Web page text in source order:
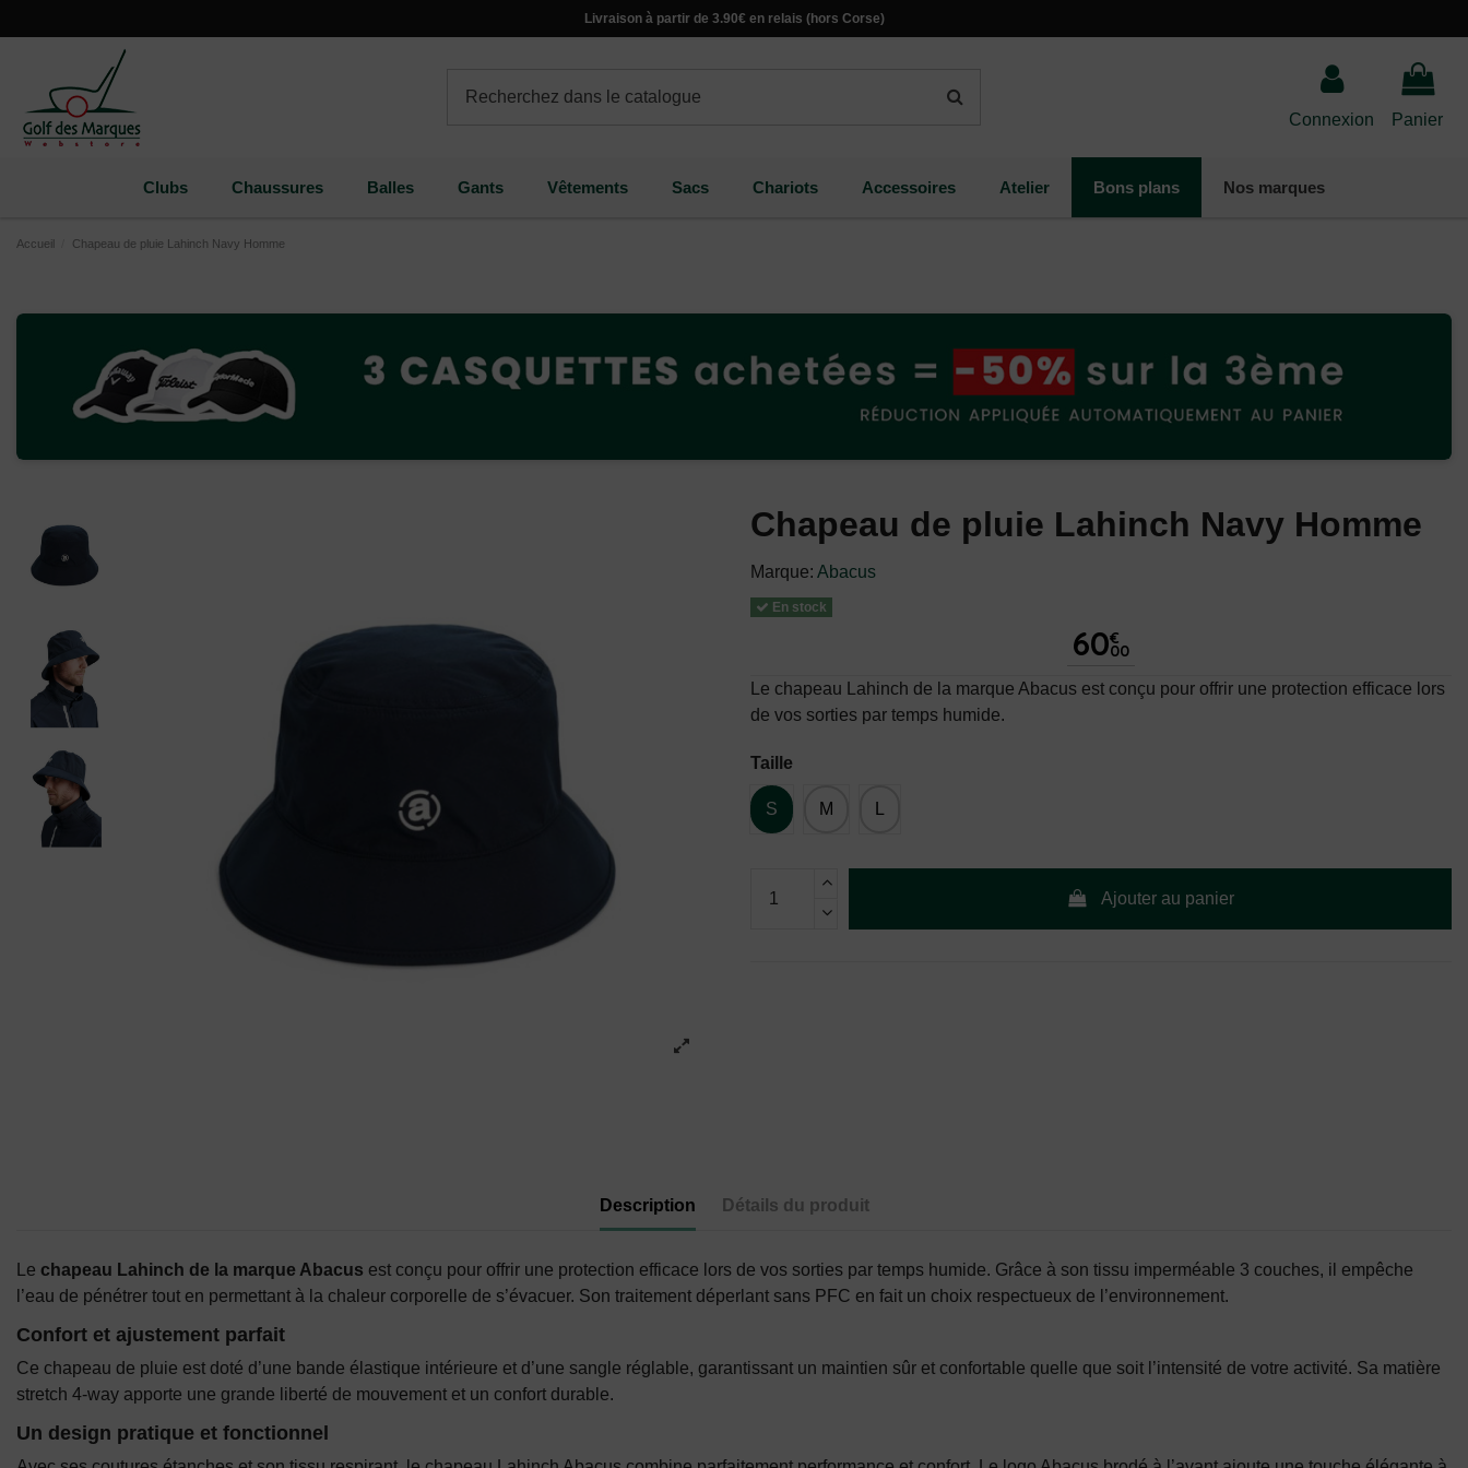
Livraison à partir de 3.90€ en relais (hors Corse)
Connexion Panier
Clubs Chaussures Balles Gants Vêtements Sacs Chariots Accessoires Atelier Bons plans Nos marques
Accueil Chapeau de pluie Lahinch Navy Homme
Chapeau de pluie Lahinch Navy Homme
Marque: Abacus
En stock
60€
00
Le chapeau Lahinch de la marque Abacus est conçu pour offrir une protection efficace lors
de vos sorties par temps humide.
Taille
S M L
Ajouter au panier
Description Détails du produit
Le chapeau Lahinch de la marque Abacus est conçu pour offrir une protection efficace lors de vos sorties par temps humide. Grâce à son tissu imperméable 3 couches, il empêche
l’eau de pénétrer tout en permettant à la chaleur corporelle de s’évacuer. Son traitement déperlant sans PFC en fait un choix respectueux de l’environnement.
Confort et ajustement parfait
Ce chapeau de pluie est doté d’une bande élastique intérieure et d’une sangle réglable, garantissant un maintien sûr et confortable quelle que soit l’intensité de votre activité. Sa matière
stretch 4-way apporte une grande liberté de mouvement et un confort durable.
Un design pratique et fonctionnel